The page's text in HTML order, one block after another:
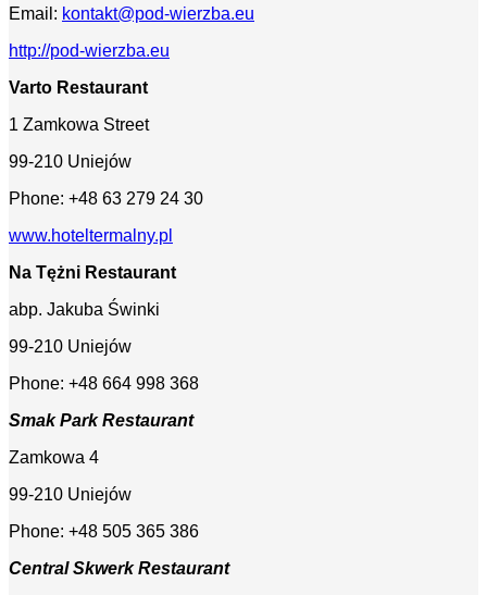
Email: kontakt@pod-wierzba.eu
http://pod-wierzba.eu
Varto Restaurant
1 Zamkowa Street
99-210 Uniejów
Phone: +48 63 279 24 30
www.hoteltermalny.pl
Na Tężni Restaurant
abp. Jakuba Świnki
99-210 Uniejów
Phone: +48 664 998 368
Smak Park Restaurant
Zamkowa 4
99-210 Uniejów
Phone: +48 505 365 386
Central Skwerk Restaurant